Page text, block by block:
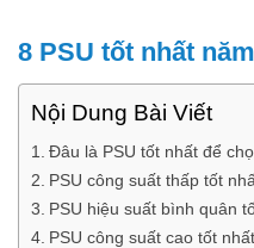
8 PSU tốt nhất
Nội Dung Bài Viết
Đâu là PSU tốt nhất để
PSU công suất thấp tốt
PSU hiệu suất bình quân
PSU công suất cao tốt